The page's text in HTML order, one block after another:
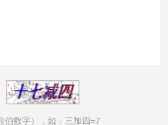
伯数字），如：三加四=7